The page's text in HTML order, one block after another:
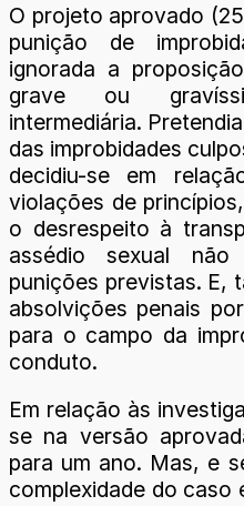
O projeto aprovado
punição de
ignorada a
grave ou
intermediária.
das improbidades
decidiu-se em
violações de
o desrespeito à
assédio sexual
punições previstas. E,
absolvições penais
para o campo da
conduto.
Em relação às
se na versão
para um ano. Mas, e
complexidade do caso